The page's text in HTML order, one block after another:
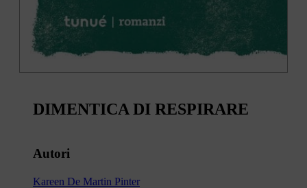
DIMENTICA DI RESPIRARE
Autori
Kareen De Martin Pinter